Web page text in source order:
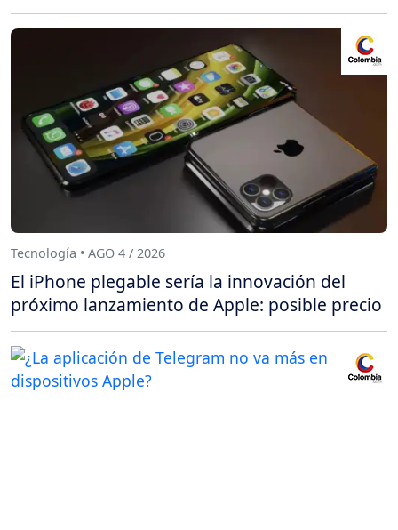
Tecnología • AGO 4 / 2026
El iPhone plegable sería la innovación del
próximo lanzamiento de Apple: posible precio